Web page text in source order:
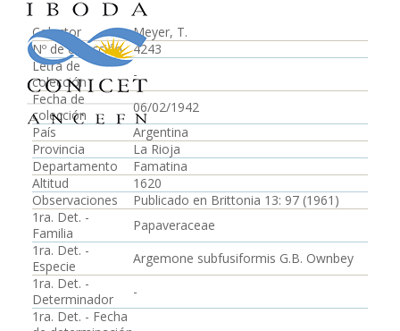
Colector
Meyer, T.
Nº de colección
4243
Letra de
colección
-
Fecha de
colección
06/02/1942
País
Argentina
Provincia
La Rioja
Departamento
Famatina
Altitud
1620
Observaciones
Publicado en Brittonia 13: 97 (1961)
1ra. Det. -
Familia
Papaveraceae
1ra. Det. -
Especie
Argemone subfusiformis G.B. Ownbey
1ra. Det. -
Determinador
-
1ra. Det. - Fecha